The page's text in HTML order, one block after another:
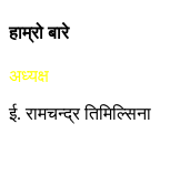
हाम्रो बारे
अध्यक्ष
ई. रामचन्द्र तिमिल्सिना